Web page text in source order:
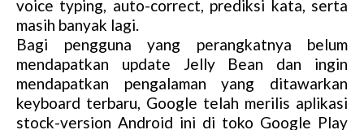
voice typing, auto-correct, prediksi kata, serta
masih banyak lagi.
Bagi pengguna yang perangkatnya belum
mendapatkan update Jelly Bean dan ingin
mendapatkan pengalaman yang ditawarkan
keyboard terbaru, Google telah merilis aplikasi
stock-version Android ini di toko Google Play